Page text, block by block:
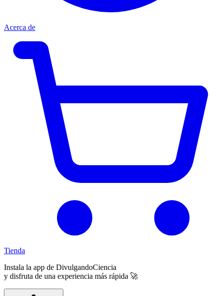
Acerca de
Tienda
Instala la app de DivulgandoCiencia
y disfruta de una experiencia más rápida 🚀